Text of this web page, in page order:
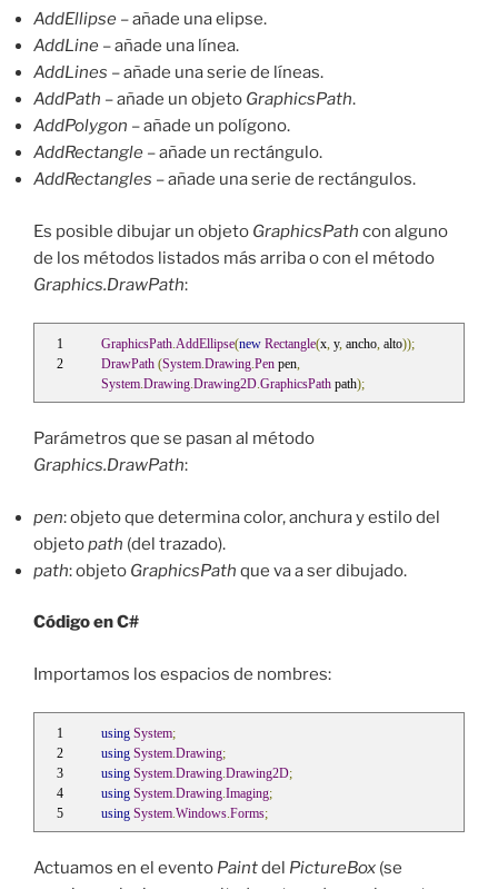
AddEllipse – añade una elipse.
AddLine – añade una línea.
AddLines – añade una serie de líneas.
AddPath – añade un objeto GraphicsPath.
AddPolygon – añade un polígono.
AddRectangle – añade un rectángulo.
AddRectangles – añade una serie de rectángulos.
Es posible dibujar un objeto GraphicsPath con alguno
de los métodos listados más arriba o con el método
Graphics.DrawPath:
GraphicsPath.AddEllipse(new Rectangle(x, y, ancho, alto));
DrawPath (System.Drawing.Pen pen,
System.Drawing.Drawing2D.GraphicsPath path);
Parámetros que se pasan al método
Graphics.DrawPath:
pen: objeto que determina color, anchura y estilo del
objetopath (del trazado).
path: objeto GraphicsPath que va a ser dibujado.
Código en C#
Importamos los espacios de nombres:
using System;
using System.Drawing;
using System.Drawing.Drawing2D;
using System.Drawing.Imaging;
using System.Windows.Forms;
Actuamos en el evento Paintdel PictureBox (se